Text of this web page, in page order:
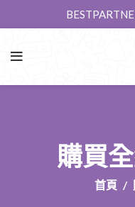
購買
首頁